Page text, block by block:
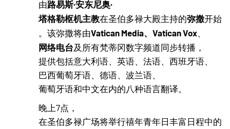
由路易斯·安东尼奥·
塔格勒枢机主教在圣伯多禄大殿主持的弥撒开始
。该弥撒将由Vatican Media、Vatican Vox、
网络电台及所有梵蒂冈数字频道同步转播，
提供包括意大利语、英语、法语、西班牙语、
巴西葡萄牙语、德语、波兰语、
葡萄牙语和中文在内的八种语言翻译。
晚上7点，
在圣伯多禄广场将举行禧年青年日丰富日程中的